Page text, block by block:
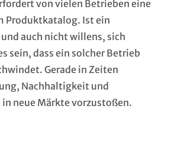
von vielen Betrieben eine
Produktkatalog. Ist ein
auch nicht willens, sich
sein, dass ein solcher Betrieb
Gerade in Zeiten
Nachhaltigkeit und
neue Märkte vorzustoßen.